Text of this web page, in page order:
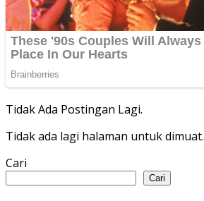
Tidak Ada Postingan Lagi.
Tidak ada lagi halaman untuk dimuat.
Cari
Cari